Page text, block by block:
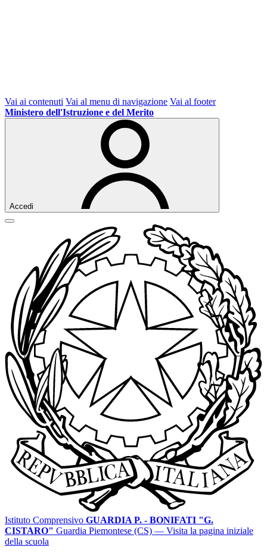
Vai ai contenuti Vai al menu di navigazione Vai al footer
Ministero dell'Istruzione e del Merito
Accedi
Istituto Comprensivo GUARDIA P. - BONIFATI "G.
CISTARO" Guardia Piemontese (CS) — Visita la pagina iniziale
della scuola